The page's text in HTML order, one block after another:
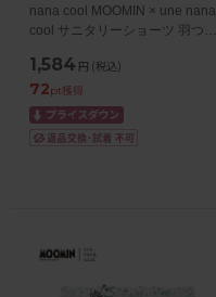
nana cool MOOMIN × une nana
cool サニタリーショーツ 羽つき
1,584 円 (税込)
72pt獲得